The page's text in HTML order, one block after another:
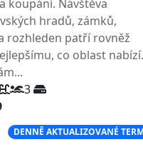
koupání. Návštěva
hradů, zámků,
rozhleden patří rovněž
co oblast nabízí.
3
DENNĚ AKTUALIZOVANÉ